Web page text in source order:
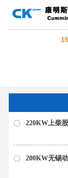
220KW上柴
200KW无锡